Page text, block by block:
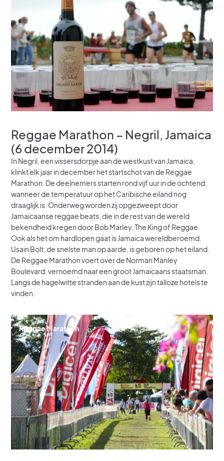
Reggae Marathon – Negril, Jamaica
(6 december 2014)
In Negril, een vissersdorpje aan de westkust van Jamaica,
klinkt elk jaar in december het startschot van de Reggae
Marathon. De deelnemers starten rond vijf uur in de ochtend,
wanneer de temperatuur op het Caribische eiland nog
draaglijk is. Onderweg worden zij opgezweept door
Jamaicaanse reggae beats, die in de rest van de wereld
bekendheid kregen door Bob Marley, The King of Reggae.
Ook als het om hardlopen gaat is Jamaica wereldberoemd.
Usain Bolt, de snelste man op aarde, is geboren op het eiland.
De Reggae Marathon voert over de Norman Manley
Boulevard, vernoemd naar een groot Jamaicaans staatsman.
Langs de hagelwitte stranden aan de kust zijn talloze hotels te
vinden.
Reggae Marathon